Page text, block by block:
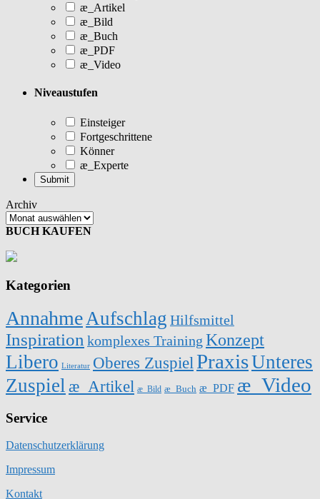
æ_Artikel
æ_Bild
æ_Buch
æ_PDF
æ_Video
Niveaustufen
Einsteiger
Fortgeschrittene
Könner
æ_Experte
Archiv
BUCH KAUFEN
Kategorien
Annahme Aufschlag Hilfsmittel
Inspiration komplexes Training Konzept
Libero Literatur Oberes ZuspielPraxisUnteres
Zuspiel æ_Artikel æ_Bild æ_Buch æ_PDF æ_Video
Service
Datenschutzerklärung
Impressum
Kontakt